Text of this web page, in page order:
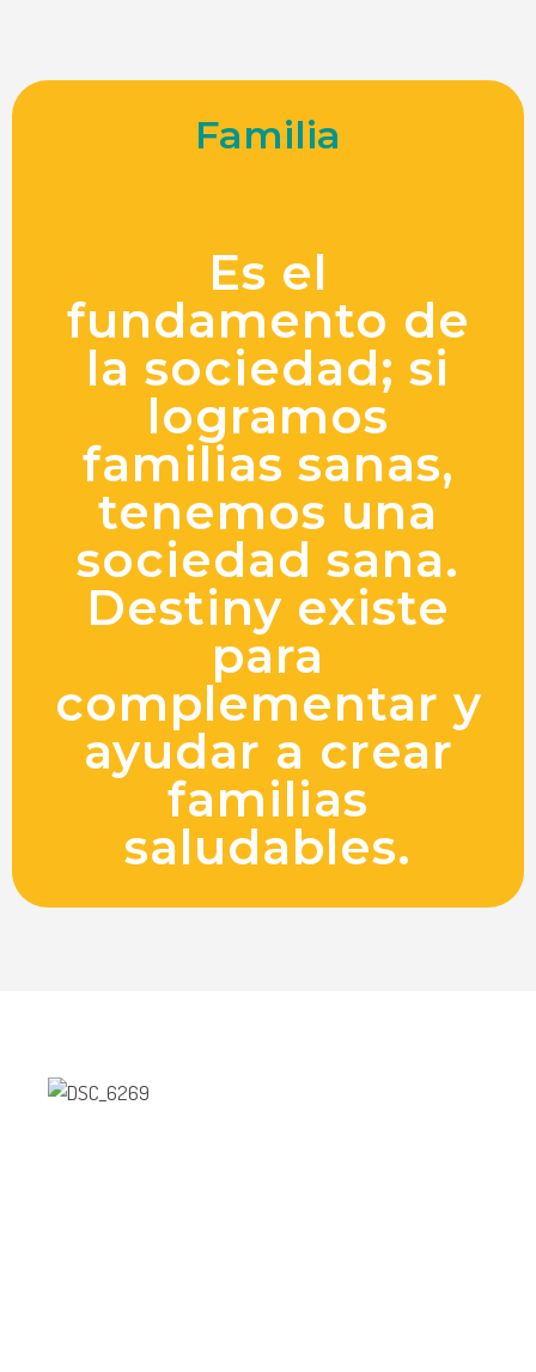
Familia
Es el
fundamento de
la sociedad; si
logramos
familias sanas,
tenemos una
sociedad sana.
Destiny existe
para
complementar y
ayudar a crear
familias
saludables.